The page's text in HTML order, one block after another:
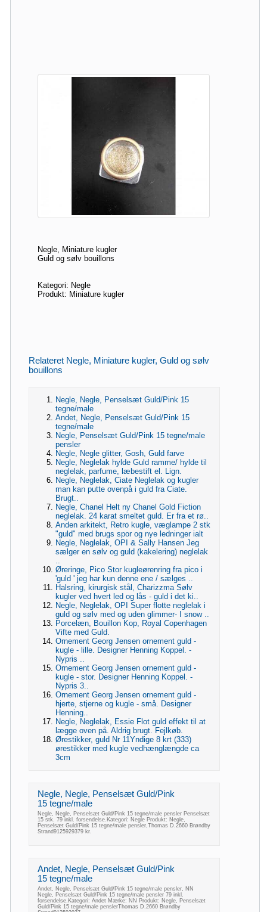
Negle, Miniature kugler
Guld og sølv bouillons
Kategori: Negle
Produkt: Miniature kugler
Relateret Negle, Miniature kugler, Guld og sølv
bouillons
Negle, Negle, Penselsæt Guld/Pink 15
tegne/male
Andet, Negle, Penselsæt Guld/Pink 15
tegne/male
Negle, Penselsæt Guld/Pink 15 tegne/male
pensler
Negle, Negle glitter, Gosh, Guld farve
Negle, Neglelak hylde Guld ramme/ hylde til
neglelak, parfume, læbestift el. Lign.
Negle, Neglelak, Ciate Neglelak og kugler
man kan putte ovenpå i guld fra Ciate.
Brugt..
Negle, Chanel Helt ny Chanel Gold Fiction
neglelak. 24 karat smeltet guld. Er fra et rø..
Anden arkitekt, Retro kugle, væglampe 2 stk
"guld" med brugs spor og nye ledninger ialt
Negle, Neglelak, OPI & Sally Hansen Jeg
sælger en sølv og guld (kakelering) neglelak
..
Øreringe, Pico Stor kugleørenring fra pico i
'guld ' jeg har kun denne ene / sælges ..
Halsring, kirurgisk stål, Charizzma Sølv
kugler ved hvert led og lås - guld i det ki..
Negle, Neglelak, OPI Super flotte neglelak i
guld og sølv med og uden glimmer- I snow ..
Porcelæn, Bouillon Kop, Royal Copenhagen
Vifte med Guld.
Ornement Georg Jensen ornement guld -
kugle - lille. Designer Henning Koppel. -
Nypris ..
Ornement Georg Jensen ornement guld -
kugle - stor. Designer Henning Koppel. -
Nypris 3..
Ornement Georg Jensen ornement guld -
hjerte, stjerne og kugle - små. Designer
Henning..
Negle, Neglelak, Essie Flot guld effekt til at
lægge oven på. Aldrig brugt. Fejlkøb.
Ørestikker, guld Nr 11Yndige 8 krt (333)
ørestikker med kugle vedhænglængde ca
3cm
Negle, Negle, Penselsæt Guld/Pink
15 tegne/male
Negle, Negle, Penselsæt Guld/Pink 15 tegne/male pensler Penselsæt
15 stk. 79 inkl. forsendelse.Kategori: Negle Produkt: Negle,
Penselsæt Guld/Pink 15 tegne/male pensler,Thomas D.2660 Brøndby
Strand9125929379 kr.
Andet, Negle, Penselsæt Guld/Pink
15 tegne/male
Andet, Negle, Penselsæt Guld/Pink 15 tegne/male pensler, NN
Negle, Penselsæt Guld/Pink 15 tegne/male pensler 79 inkl.
forsendelse.Kategori: Andet Mærke: NN Produkt: Negle, Penselsæt
Guld/Pink 15 tegne/male penslerThomas D.2660 Brøndby